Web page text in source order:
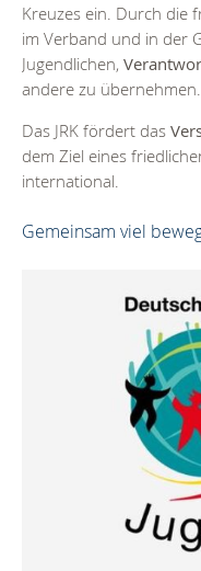
Kreuzes ein. Durch die
im Verband und in der
Jugendlichen,
andere zu übernehmen.
Das JRK fördert das
dem Ziel eines
international.
Gemeinsam viel